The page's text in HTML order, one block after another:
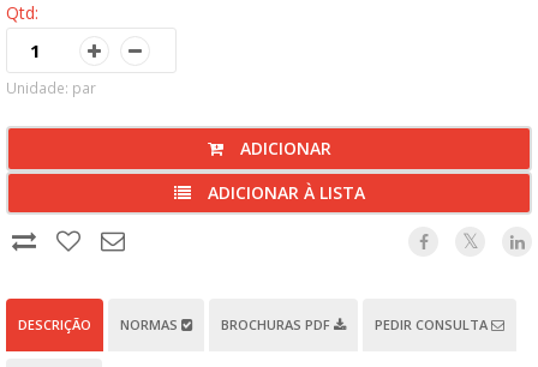
Qtd:
Unidade: par
ADICIONAR
ADICIONAR À LISTA
DESCRIÇÃO NORMAS BROCHURAS PDF PEDIR CONSULTA